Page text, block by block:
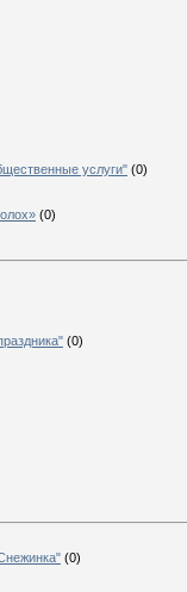
услуги" (0)
(0)
(0)
(0)